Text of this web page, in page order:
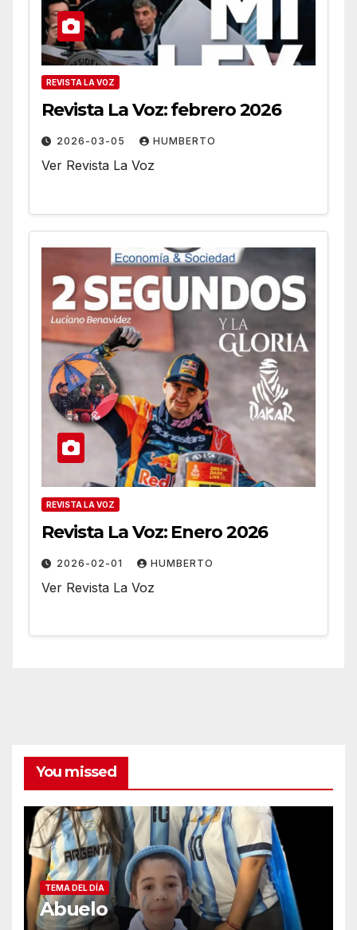
REVISTA LA VOZ
Revista La Voz: febrero 2026
2026-03-05 HUMBERTO
Ver Revista La Voz
REVISTA LA VOZ
Revista La Voz: Enero 2026
2026-02-01 HUMBERTO
Ver Revista La Voz
You missed
TEMA DEL DÍA
Abuelo